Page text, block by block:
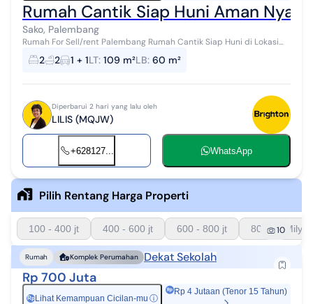
Rumah Cantik Siap Huni Aman
Sako, Palembang
Rumah For Sell/rent Palembang Rumah Cantik Siap Huni di Lokasi
Strategis - Lingkungan Aman & Nyaman! Dapatkan rumah impian
Anda dengan lingkunga...
2 2 1 + 1LT: 109 m²LB: 60 m²
Diperbarui 2 hari yang lalu oleh
LILIS (MQJW)
+628127... WhatsApp
Pilih Rentang Harga Properti
100 - 400 jt 400 - 600 jt 600 - 800 jt 800 - 1 Milyar
10
Rumah Komplek Perumahan Dekat Sekolah
Rp 700 Juta
Rp Lihat Kemampuan Cicilan-mu ⓘ
Rp 4 Jutaan (Tenor 15 Tahun)